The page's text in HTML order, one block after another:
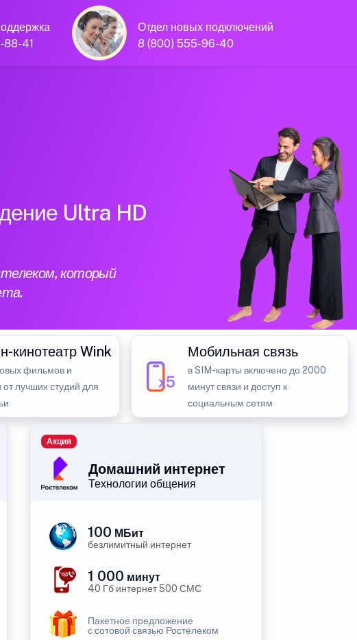
88-41
Отдел новых подключений
8 (800) 555-96-40
Ultra HD
который
кинотеатр Wink
фильмов и
от лучших студий для
Мобильная связь
в SIM-карты включено до 2000
минут связи и доступ к
социальным сетям
Домашний интернет
Технологии общения
Акция
100 МБит
безлимитный интернет
1 000 минут
40 Гб интернет 500 СМС
Пакетное предложение
с сотовой связью Ростелеком